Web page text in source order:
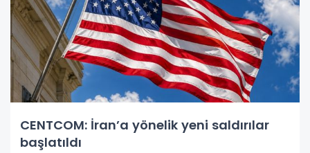
CENTCOM: İran’a yönelik yeni saldırılar
başlatıldı